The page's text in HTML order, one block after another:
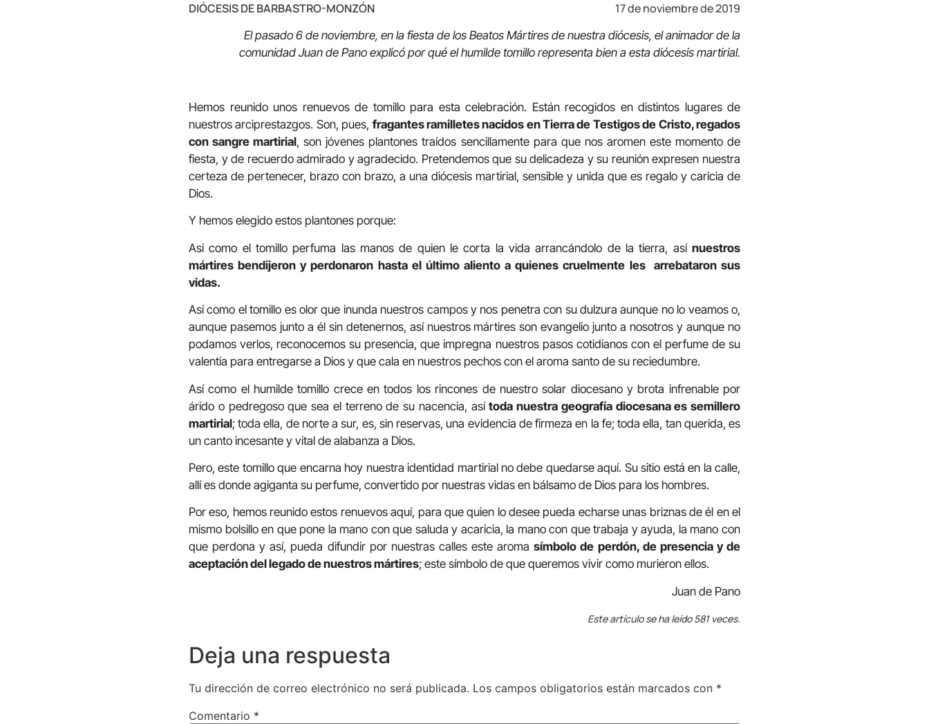
DIÓCESIS DE BARBASTRO-MONZÓN 17 de noviembre de 2019
El pasado 6 de noviembre, en la fiesta de los Beatos Mártires de nuestra diócesis, el animador de la
comunidad Juan de Pano explicó por qué el humilde tomillo representa bien a esta diócesis martirial.
Hemos reunido unos renuevos de tomillo para esta celebración. Están recogidos en distintos lugares de
nuestros arciprestazgos. Son, pues, fragantes ramilletes nacidos en Tierra de Testigos de Cristo, regados
con sangre martirial, son jóvenes plantones traídos sencillamente para que nos aromen este momento de
fiesta, y de recuerdo admirado y agradecido. Pretendemos que su delicadeza y su reunión expresen nuestra
certeza de pertenecer, brazo con brazo, a una diócesis martirial, sensible y unida que es regalo y caricia de
Dios.
Y hemos elegido estos plantones porque:
Así como el tomillo perfuma las manos de quien le corta la vida arrancándolo de la tierra, así nuestros
mártires bendijeron y perdonaron hasta el último aliento a quienes cruelmente les arrebataron sus
vidas.
Así como el tomillo es olor que inunda nuestros campos y nos penetra con su dulzura aunque no lo veamos o,
aunque pasemos junto a él sin detenernos, así nuestros mártires son evangelio junto a nosotros y aunque no
podamos verlos, reconocemos su presencia, que impregna nuestros pasos cotidianos con el perfume de su
valentía para entregarse a Dios y que cala en nuestros pechos con el aroma santo de su reciedumbre.
Así como el humilde tomillo crece en todos los rincones de nuestro solar diocesano y brota infrenable por
árido o pedregoso que sea el terreno de su nacencia, asítoda nuestra geografía diocesana es semillero
martirial; toda ella, de norte a sur, es, sin reservas, una evidencia de firmeza en la fe; toda ella, tan querida, es
un canto incesante y vital de alabanza a Dios.
Pero, este tomillo que encarna hoy nuestra identidad martirial no debe quedarse aquí. Su sitio está en la calle,
allí es donde agiganta su perfume, convertido por nuestras vidas en bálsamo de Dios para los hombres.
Por eso, hemos reunido estos renuevos aquí, para que quien lo desee pueda echarse unas briznas de él en el
mismo bolsillo en que pone la mano con que saluda y acaricia, la mano con que trabaja y ayuda, la mano con
que perdona y así, pueda difundir por nuestras calles este aromasímbolo de perdón, de presencia y de
aceptación del legado de nuestros mártires; este símbolo de que queremos vivir como murieron ellos.
Juan de Pano
Este artículo se ha leído 581 veces.
Deja una respuesta
Tu dirección de correo electrónico no será publicada. Los campos obligatorios están marcados con *
Comentario *